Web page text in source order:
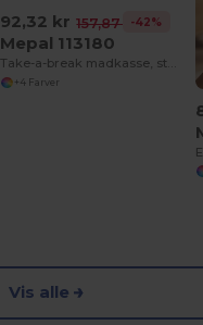
92,32 kr 157,87 kr-42%
Mepal 113180
+4 Farver
Vis alle